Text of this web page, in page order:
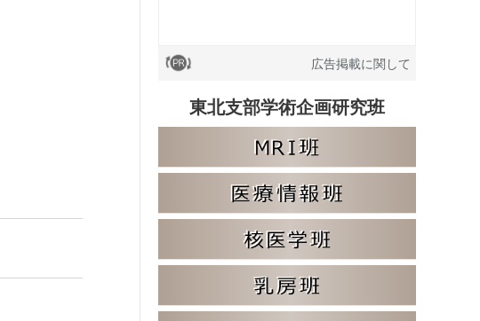
広告掲載に関して
東北支部学術企画研究班